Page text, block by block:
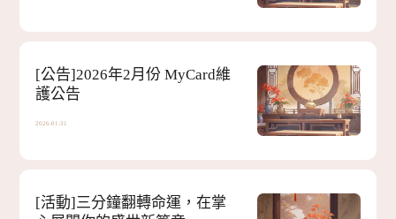
[公告]2026年2月份 MyCard維
護公告
2026-01-31
[活動]三分鐘翻轉命運，在掌